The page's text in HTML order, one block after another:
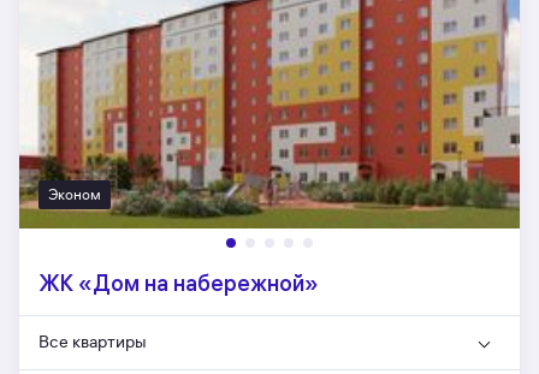
Эконом
ЖК «Дом на набережной»
Все квартиры